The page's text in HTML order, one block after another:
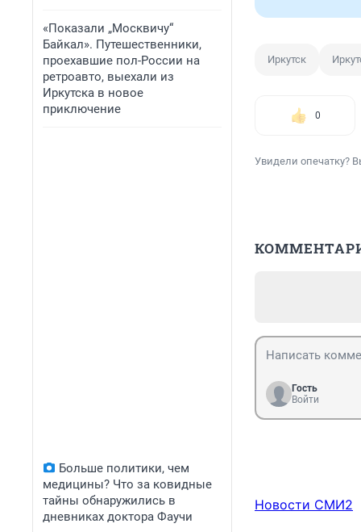
«Показали „Москвичу“
Байкал». Путешественники,
проехавшие пол-России на
ретроавто, выехали из
Иркутска в новое
приключение
Больше политики, чем
медицины? Что за ковидные
тайны обнаружились в
дневниках доктора Фаучи
Иркутск
0
Увидели опечатку?
Гость
Войти
Новости СМИ2